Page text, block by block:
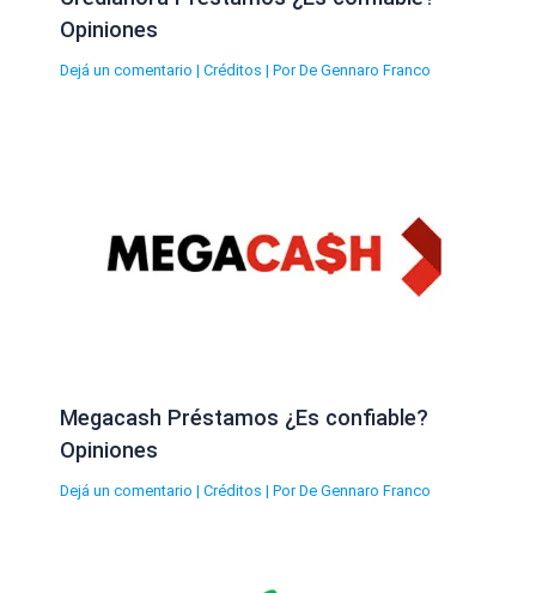
Opiniones
Dejá un comentario | Créditos | Por De Gennaro Franco
Megacash Préstamos ¿Es confiable?
Opiniones
Dejá un comentario | Créditos | Por De Gennaro Franco